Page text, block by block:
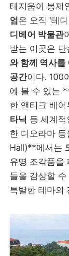
테지움이 봉제
엄은 오직 '테
디베어 박물관
받는 이곳은
와 함께 역사를
공간이다. 100
에 볼 수 있는
한 앤티크 베어
타닉 등 세계
한 디오라마
Hall)**에서는
유명 조각품을
들을 감상할 수
특별한 테마의